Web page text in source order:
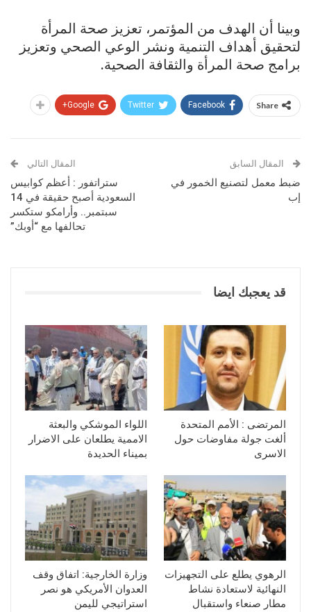
وبينا أن الهدف من المؤتمر، تعزيز صحة المرأة
لتحقيق أهداف التنمية ونشر الوعي الصحي وتعزيز
برامج صحة المرأة والثقافة الصحية.
Share
Facebook
Twitter
Google+
المقال السابق
ضبط معمل لتصنيع الخمور في
إب
المقال التالي
ستراتفور : أعظم كوابيس
السعودية أصبح حقيقة في 14
سبتمبر.. وأرامكو ستكسر
تحالفها مع “أوبك”
قد يعجبك ايضا
المرتضى : الأمم المتحدة
ألغت جولة مفاوضات حول
الاسرى
اللواء الموشكي والبعثة
الاممية يطلعان على الاضرار
بميناء الحديدة
الرهوي يطلع على التجهيزات
النهائية لاستعادة نشاط
مطار صنعاء واستقبال
وزارة الخارجية: اتفاق وقف
العدوان الأمريكي هو نصر
استراتيجي لليمن